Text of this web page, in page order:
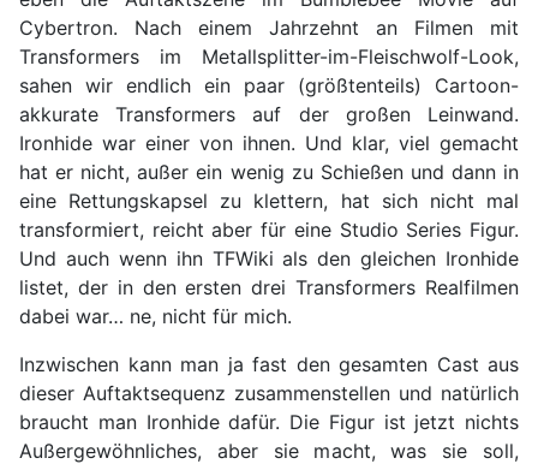
Cybertron. Nach einem Jahrzehnt an Filmen mit
Transformers im Metallsplitter-im-Fleischwolf-Look,
sahen wir endlich ein paar (größtenteils) Cartoon-
akkurate Transformers auf der großen Leinwand.
Ironhide war einer von ihnen. Und klar, viel gemacht
hat er nicht, außer ein wenig zu Schießen und dann in
eine Rettungskapsel zu klettern, hat sich nicht mal
transformiert, reicht aber für eine Studio Series Figur.
Und auch wenn ihn TFWiki als den gleichen Ironhide
listet, der in den ersten drei Transformers Realfilmen
dabei war… ne, nicht für mich.
Inzwischen kann man ja fast den gesamten Cast aus
dieser Auftaktsequenz zusammenstellen und natürlich
braucht man Ironhide dafür. Die Figur ist jetzt nichts
Außergewöhnliches, aber sie macht, was sie soll,